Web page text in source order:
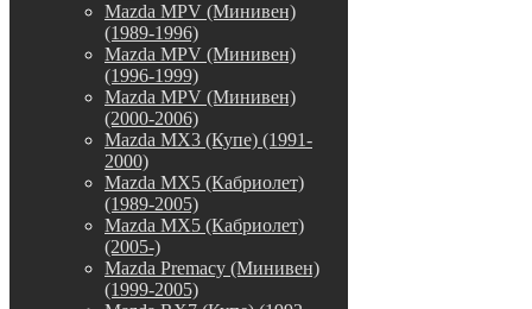
Mazda MPV (Минивен)
(1989-1996)
Mazda MPV (Минивен)
(1996-1999)
Mazda MPV (Минивен)
(2000-2006)
Mazda MX3 (Купе) (1991-
2000)
Mazda MX5 (Кабриолет)
(1989-2005)
Mazda MX5 (Кабриолет)
(2005-)
Mazda Premacy (Минивен)
(1999-2005)